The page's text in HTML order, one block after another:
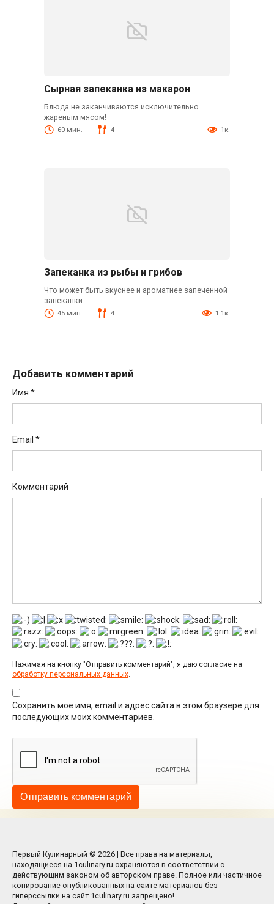
Сырная запеканка из макарон
Блюда не заканчиваются исключительно
жареным мясом!
60 мин. 4 1к.
Запеканка из рыбы и грибов
Что может быть вкуснее и ароматнее запеченной
запеканки
45 мин. 4 1.1к.
Добавить комментарий
Имя *
Email *
Комментарий
Нажимая на кнопку "Отправить комментарий", я даю согласие на
обработку персональных данных.
Сохранить моё имя, email и адрес сайта в этом браузере для
последующих моих комментариев.
Первый Кулинарный © 2026 | Все права на материалы,
находящиеся на 1culinary.ru охраняются в соответствии с
действующим законом об авторском праве. Полное или частичное
копирование опубликованных на сайте материалов без
гиперссылки на сайт 1culinary.ru запрещено!